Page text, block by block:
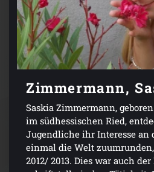
Zimmermann,
Saskia Zimmermann,
im südhessischen Ried,
Jugendliche ihr Interesse an
einmal die Welt
2012/ 2013. Dies war auch